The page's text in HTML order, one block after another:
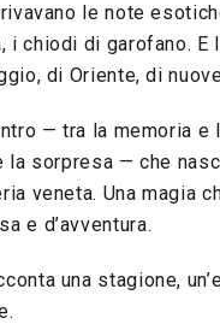
le note
i chiodi di garofano. E
di Oriente, di
— tra la memoria e
la sorpresa — che
veneta. Una magia
e d’avventura.
una stagione,